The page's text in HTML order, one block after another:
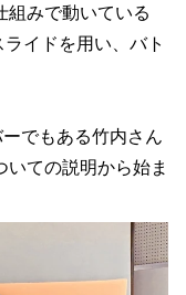
組みで動いている
イドを用い、バト
でもある竹内さん
いての説明から始ま